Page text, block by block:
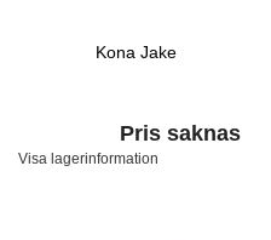
Kona Jake
Pris saknas
Visa lagerinformation